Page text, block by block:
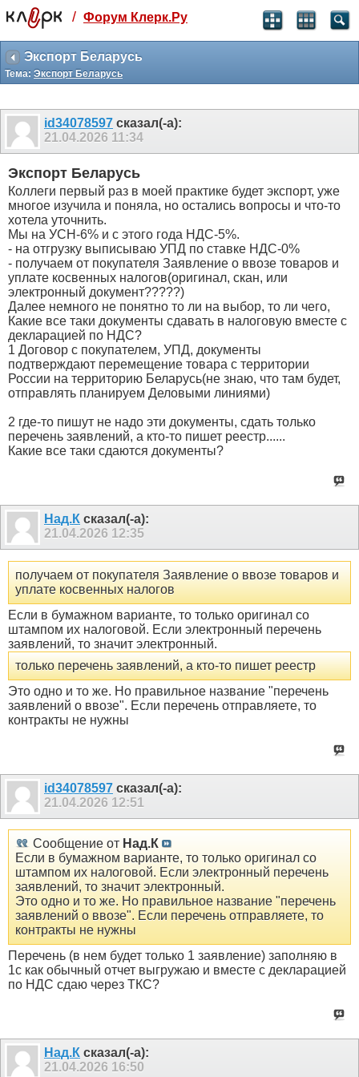
Святые угодники, Клерк без рекламы
прекрасен:)
месяц
3 месяца
259
₽
-10%
499 ₽
-15%
Отмена Оплатить
/ Форум Клерк.Ру
Экспорт Беларусь
Тема: Экспорт Беларусь
id34078597 сказал(-а):
21.04.2026 11:34
Экспорт Беларусь
Коллеги первый раз в моей практике будет экспорт, уже
многое изучила и поняла, но остались вопросы и что-то
хотела уточнить.
Мы на УСН-6% и с этого года НДС-5%.
- на отгрузку выписываю УПД по ставке НДС-0%
- получаем от покупателя Заявление о ввозе товаров и
уплате косвенных налогов(оригинал, скан, или
электронный документ?????)
Далее немного не понятно то ли на выбор, то ли чего,
Какие все таки документы сдавать в налоговую вместе с
декларацией по НДС?
1 Договор с покупателем, УПД, документы
подтверждают перемещение товара с территории
России на территорию Беларусь(не знаю, что там будет,
отправлять планируем Деловыми линиями)
2 где-то пишут не надо эти документы, сдать только
перечень заявлений, а кто-то пишет реестр......
Какие все таки сдаются документы?
Над.К сказал(-а):
21.04.2026 12:35
получаем от покупателя Заявление о ввозе товаров и
уплате косвенных налогов
Если в бумажном варианте, то только оригинал со
штампом их налоговой. Если электронный перечень
заявлений, то значит электронный.
только перечень заявлений, а кто-то пишет реестр
Это одно и то же. Но правильное название "перечень
заявлений о ввозе". Если перечень отправляете, то
контракты не нужны
id34078597 сказал(-а):
21.04.2026 12:51
Сообщение от Над.К
Если в бумажном варианте, то только оригинал со
штампом их налоговой. Если электронный перечень
заявлений, то значит электронный.
Это одно и то же. Но правильное название "перечень
заявлений о ввозе". Если перечень отправляете, то
контракты не нужны
Перечень (в нем будет только 1 заявление) заполняю в
1с как обычный отчет выгружаю и вместе с декларацией
по НДС сдаю через ТКС?
Над.К сказал(-а):
21.04.2026 16:50